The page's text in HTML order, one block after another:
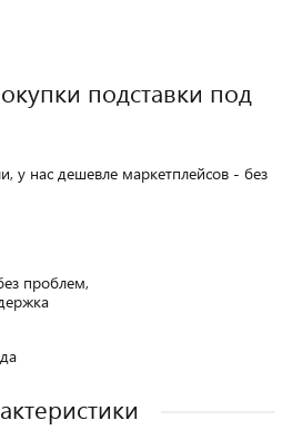
подставки под
у нас дешевле маркетплейсов - без
проблем,